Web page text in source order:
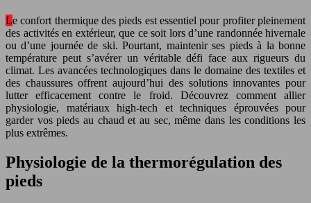
Le confort thermique des pieds est essentiel pour profiter pleinement
des activités en extérieur, que ce soit lors d’une randonnée hivernale
ou d’une journée de ski. Pourtant, maintenir ses pieds à la bonne
température peut s’avérer un véritable défi face aux rigueurs du
climat. Les avancées technologiques dans le domaine des textiles et
des chaussures offrent aujourd’hui des solutions innovantes pour
lutter efficacement contre le froid. Découvrez comment allier
physiologie, matériaux high-tech et techniques éprouvées pour
garder vos pieds au chaud et au sec, même dans les conditions les
plus extrêmes.
Physiologie de la thermorégulation des
pieds